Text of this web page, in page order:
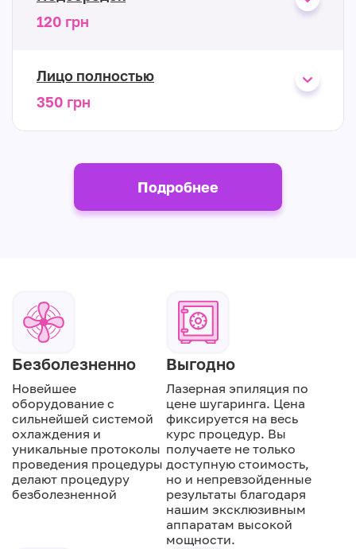
120 грн
Лицо полностью
350 грн
Подробнее
Безболезненно
Новейшее
оборудование с
сильнейшей системой
охлаждения и
уникальные протоколы
проведения процедуры
делают процедуру
безболезненной
Выгодно
Лазерная эпиляция по
цене шугаринга. Цена
фиксируется на весь
курс процедур. Вы
получаете не только
доступную стоимость,
но и непревзойденные
результаты благодаря
нашим эксклюзивным
аппаратам высокой
мощности.